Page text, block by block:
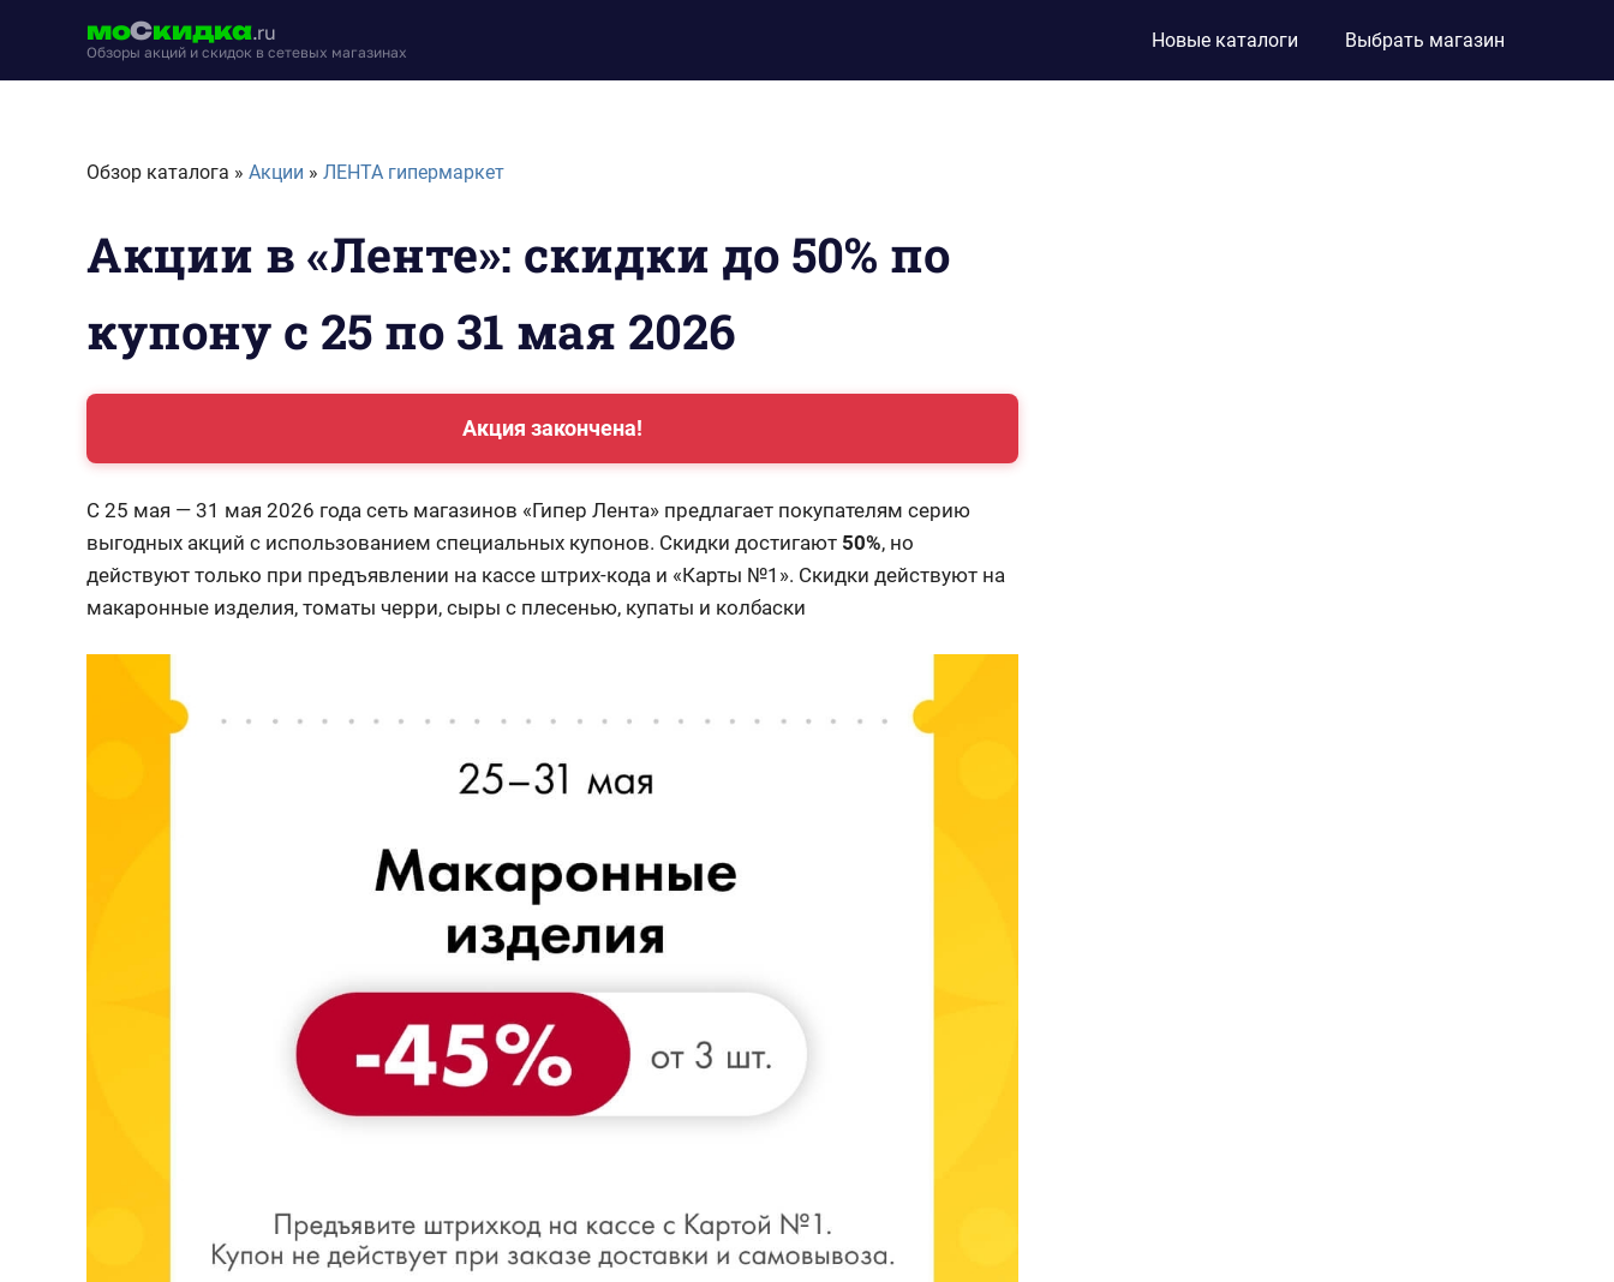
моСкидка.ru
Обзоры акций и скидок в сетевых магазинах
moskidka.ru
Новые каталоги Выбрать магазин
Обзор каталога » Акции » ЛЕНТА гипермаркет
Акции в «Ленте»: скидки до 50% по
купону с 25 по 31 мая 2026
Акция закончена!
С 25 мая — 31 мая 2026 года сеть магазинов «Гипер Лента» предлагает покупателям серию
выгодных акций с использованием специальных купонов. Скидки достигают 50%, но
действуют только при предъявлении на кассе штрих-кода и «Карты №1». Скидки действуют на
макаронные изделия, томаты черри, сыры с плесенью, купаты и колбаски